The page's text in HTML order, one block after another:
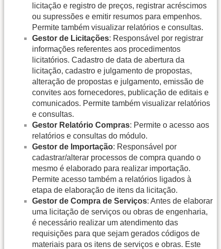
licitação e registro de preços, registrar acréscimos
ou supressões e emitir resumos para empenhos.
Permite também visualizar relatórios e consultas.
Gestor de Licitações: Responsável por registrar
informações referentes aos procedimentos
licitatórios. Cadastro de data de abertura da
licitação, cadastro e julgamento de propostas,
alteração de propostas e julgamento, emissão de
convites aos fornecedores, publicação de editais e
comunicados. Permite também visualizar relatórios
e consultas.
Gestor Relatório Compras: Permite o acesso aos
relatórios e consultas do módulo.
Gestor de Importação: Responsável por
cadastrar/alterar processos de compra quando o
mesmo é elaborado para realizar importação.
Permite acesso também a relatórios ligados à
etapa de elaboração de itens da licitação.
Gestor de Compra de Serviços: Antes de elaborar
uma licitação de serviços ou obras de engenharia,
é necessário realizar um atendimento das
requisições para que sejam gerados códigos de
materiais para os itens de serviços e obras. Este